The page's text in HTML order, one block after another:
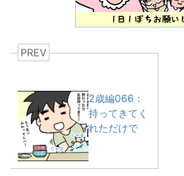
PREV
2歳編066：
持ってきてく
れただけで